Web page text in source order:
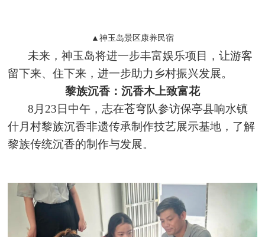
▲神玉岛景区康养民宿
未来，神玉岛将进一步丰富娱乐项目，让游客
留下来、住下来，进一步助力乡村振兴发展。
黎族沉香：沉香木上致富花
8月23日中午，志在苍穹队参访保亭县响水镇
什月村黎族沉香非遗传承制作技艺展示基地，了解
黎族传统沉香的制作与发展。